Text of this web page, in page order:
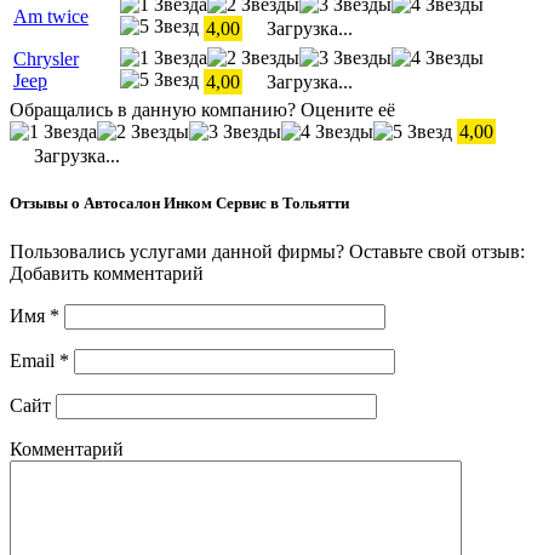
Am twice
4,00
Загрузка...
Chrysler
Jeep
4,00
Загрузка...
Обращались в данную компанию? Оцените её
4,00
Загрузка...
Отзывы о Автосалон Инком Сервис в Тольятти
Пользовались услугами данной фирмы? Оставьте свой отзыв:
Добавить комментарий
Имя *
Email *
Сайт
Комментарий